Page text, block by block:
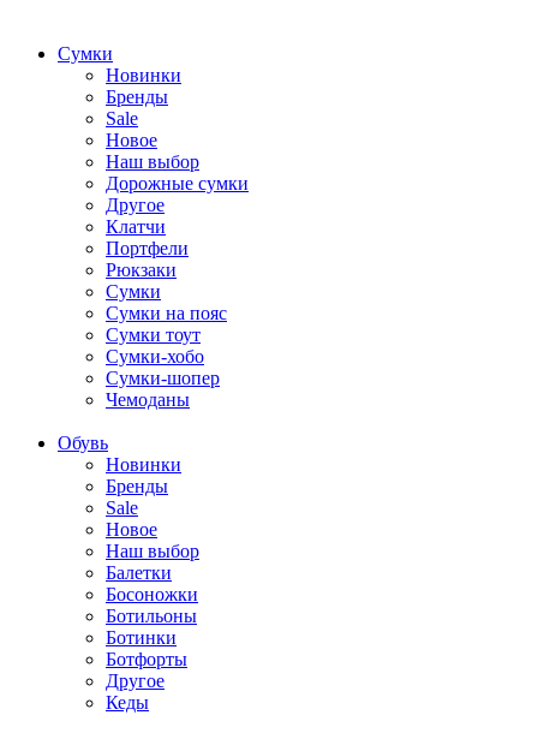
Cумки
Новинки
Бренды
Sale
Новое
Наш выбор
Дорожные сумки
Другое
Клатчи
Портфели
Рюкзаки
Сумки
Сумки на пояс
Сумки тоут
Сумки-хобо
Сумки-шопер
Чемоданы
Обувь
Новинки
Бренды
Sale
Новое
Наш выбор
Балетки
Босоножки
Ботильоны
Ботинки
Ботфорты
Другое
Кеды